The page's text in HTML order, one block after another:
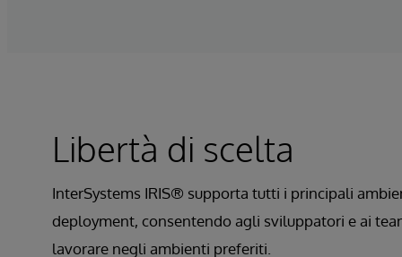
Libertà di scelta
InterSystems IRIS® supporta tutti i principali
deployment, consentendo agli sviluppatori e ai
lavorare negli ambienti preferiti.